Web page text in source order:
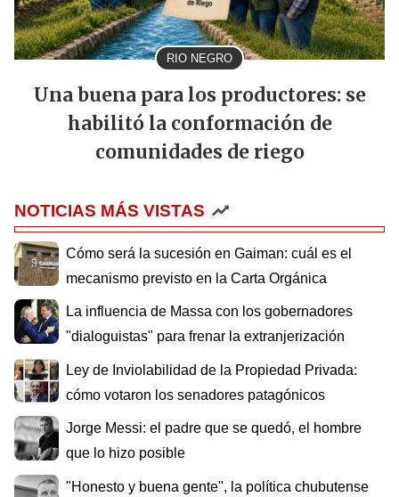
RIO NEGRO
Una buena para los productores: se
habilitó la conformación de
comunidades de riego
NOTICIAS MÁS VISTAS
Cómo será la sucesión en Gaiman: cuál es el
mecanismo previsto en la Carta Orgánica
La influencia de Massa con los gobernadores
"dialoguistas" para frenar la extranjerización
Ley de Inviolabilidad de la Propiedad Privada:
cómo votaron los senadores patagónicos
Jorge Messi: el padre que se quedó, el hombre
que lo hizo posible
"Honesto y buena gente", la política chubutense